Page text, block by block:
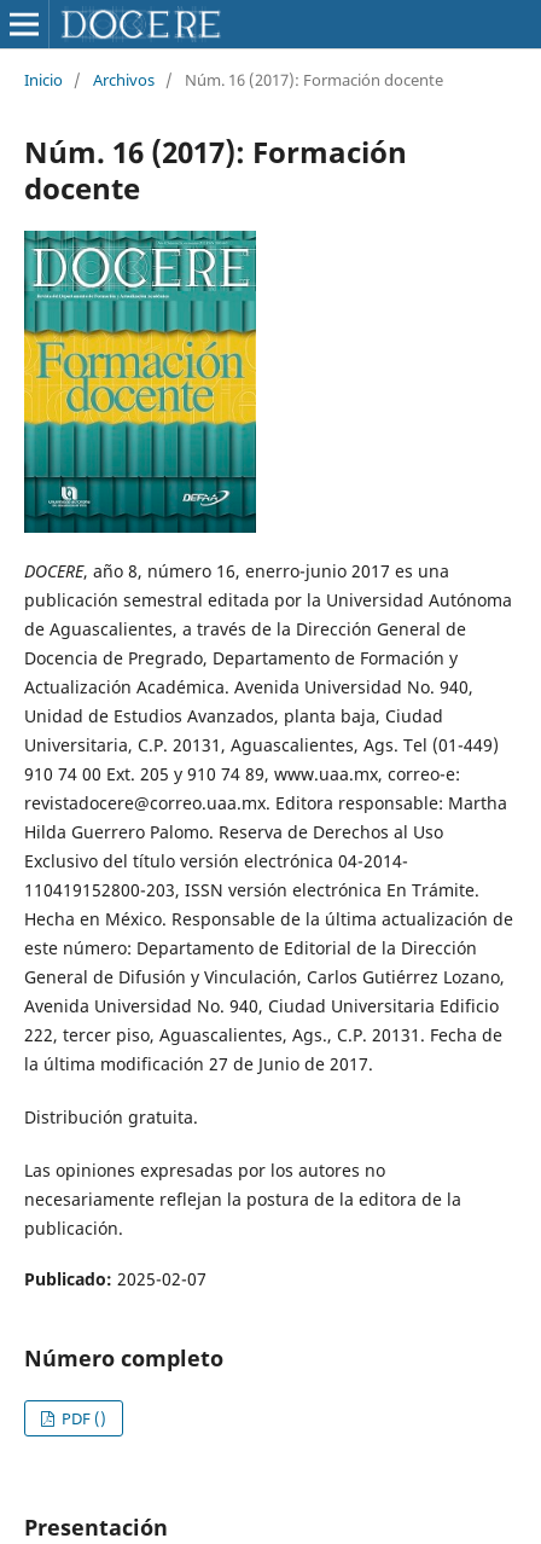
Inicio / Archivos / Núm. 16 (2017): Formación docente
Núm. 16 (2017): Formación
docente
DOCERE, año 8, número 16, enerro-junio 2017 es una
publicación semestral editada por la Universidad Autónoma
de Aguascalientes, a través de la Dirección General de
Docencia de Pregrado, Departamento de Formación y
Actualización Académica. Avenida Universidad No. 940,
Unidad de Estudios Avanzados, planta baja, Ciudad
Universitaria, C.P. 20131, Aguascalientes, Ags. Tel (01-449)
910 74 00 Ext. 205 y 910 74 89, www.uaa.mx, correo-e:
revistadocere@correo.uaa.mx. Editora responsable: Martha
Hilda Guerrero Palomo. Reserva de Derechos al Uso
Exclusivo del título versión electrónica 04-2014-
110419152800-203, ISSN versión electrónica En Trámite.
Hecha en México. Responsable de la última actualización de
este número: Departamento de Editorial de la Dirección
General de Difusión y Vinculación, Carlos Gutiérrez Lozano,
Avenida Universidad No. 940, Ciudad Universitaria Edificio
222, tercer piso, Aguascalientes, Ags., C.P. 20131. Fecha de
la última modificación 27 de Junio de 2017.
Distribución gratuita.
Las opiniones expresadas por los autores no
necesariamente reflejan la postura de la editora de la
publicación.
Publicado: 2025-02-07
Número completo
PDF ()
Presentación